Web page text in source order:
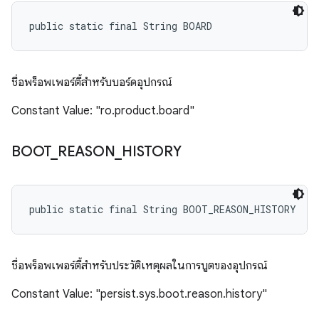
public static final String BOARD
ชื่อพร็อพเพอร์ตี้สำหรับบอร์ดอุปกรณ์
Constant Value: "ro.product.board"
BOOT_ REASON HISTORY
public static final String BOOT_REASON_HISTORY
ชื่อพร็อพเพอร์ตี้สำหรับประวัติเหตุผลในการบูตของอุปกรณ์
Constant Value: "persist.sys.boot.reason.history"